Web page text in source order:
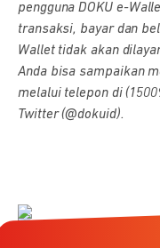
pengguna DOKU e-
transaksi, bayar dan
Wallet tidak akan
Anda bisa sampaikan
melalui telepon di
Twitter (@dokuid).